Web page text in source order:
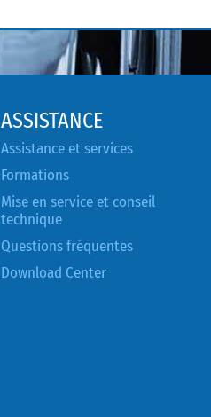
ASSISTANCE
Assistance et services
Formations
Mise en service et conseil
technique
Questions fréquentes
Download Center